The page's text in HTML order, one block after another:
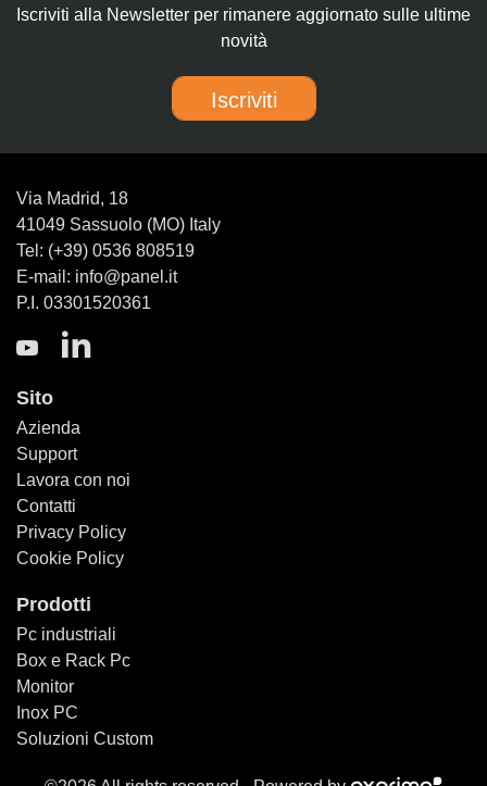
Iscriviti alla Newsletter per rimanere aggiornato sulle ultime
novità
Iscriviti
Via Madrid, 18
41049 Sassuolo (MO) Italy
Tel: (+39) 0536 808519
E-mail: info@panel.it
P.I. 03301520361
Sito
Azienda
Support
Lavora con noi
Contatti
Privacy Policy
Cookie Policy
Prodotti
Pc industriali
Box e Rack Pc
Monitor
Inox PC
Soluzioni Custom